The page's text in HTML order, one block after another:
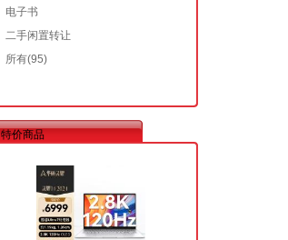
电子书
二手闲置转让
所有(95)
特价商品